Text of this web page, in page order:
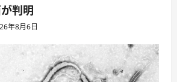
判明
年8月6日